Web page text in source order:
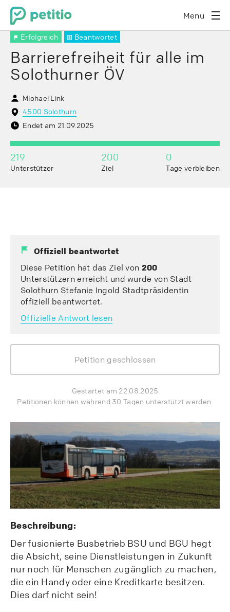
Menu
Erfolgreich Beantwortet
Barrierefreiheit für alle im
Solothurner ÖV
Michael Link
4500 Solothurn
Endet am 21.09.2025
219
Unterstützer
200
Ziel
0
Tage verbleiben
Beschreibung:
Der fusionierte Busbetrieb BSU und BGU hegt
die Absicht, seine Dienstleistungen in Zukunft
nur noch für Menschen zugänglich zu machen,
die ein Handy oder eine Kreditkarte besitzen.
Dies darf nicht sein!
Offiziell beantwortet
Diese Petition hat das Ziel von 200
Unterstützern erreicht und wurde von Stadt
Solothurn Stefanie Ingold Stadtpräsidentin
offiziell beantwortet.
Offizielle Antwort lesen
Petition geschlossen
Gestartet am 22.08.2025
Petitionen können während 30 Tagen unterstützt werden.